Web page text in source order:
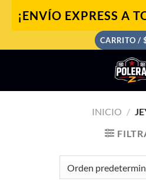
¡ENVÍO EXPRESS A
CARRITO /
INICIO /